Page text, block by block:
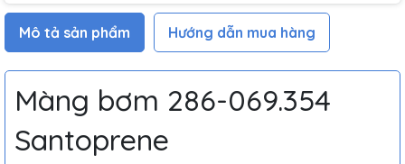
Mô tả sản phẩm Hướng dẫn mua hàng
Màng bơm 286-069.354
Santoprene